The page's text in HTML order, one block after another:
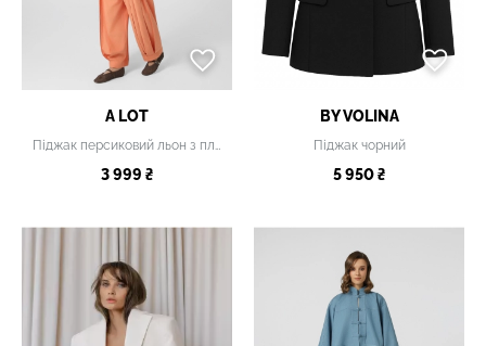
A LOT
Піджак персиковий льон з плетеними гудзиками
3 999 ₴
BY VOLINA
Піджак чорний
5 950 ₴